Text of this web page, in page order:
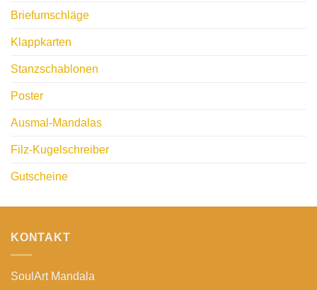
Briefumschläge
Klappkarten
Stanzschablonen
Poster
Ausmal-Mandalas
Filz-Kugelschreiber
Gutscheine
KONTAKT
SoulArt Mandala